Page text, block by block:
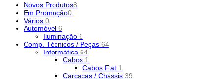
Novos Produtos8
Em Promoção0
Vários 0
Automóvel 6
Iluminação 6
Comp. Técnicos / Peças 64
Informática 64
Cabos 1
Cabos Flat 1
Carcaças / Chassis 39